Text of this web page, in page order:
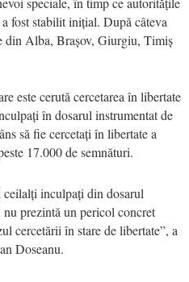
fost stabilit inițial. După câteva
din Alba, Brașov, Giurgiu, Timiș
este cerută cercetarea în libertate
în dosarul instrumentat de
să fie cercetați în libertate a
17.000 de semnături.
ceilalți inculpați din dosarul
prezintă un pericol concret
cercetării în stare de libertate”, a
Doseanu.